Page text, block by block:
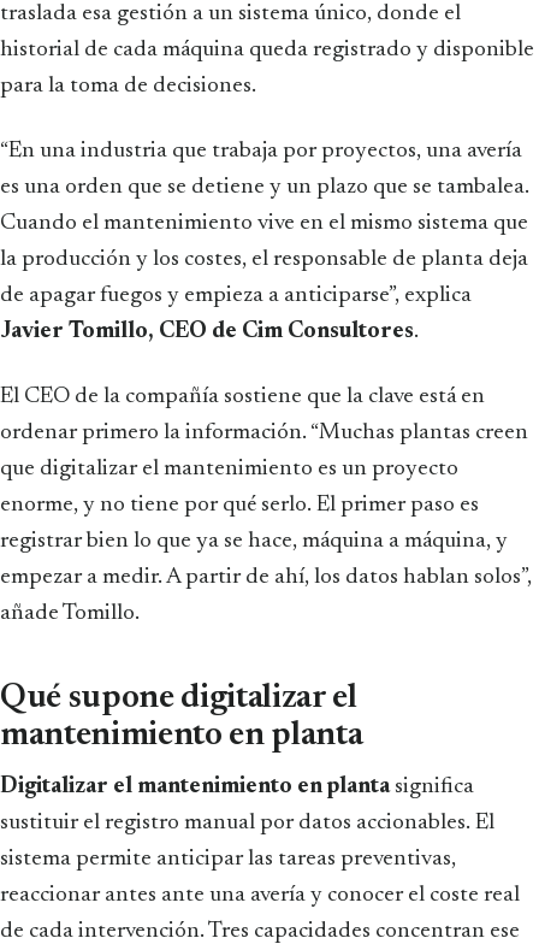
traslada esa gestión a un sistema único, donde el
historial de cada máquina queda registrado y disponible
para la toma de decisiones.
“En una industria que trabaja por proyectos, una avería
es una orden que se detiene y un plazo que se tambalea.
Cuando el mantenimiento vive en el mismo sistema que
la producción y los costes, el responsable de planta deja
de apagar fuegos y empieza a anticiparse”, explica
Javier Tomillo, CEO de Cim Consultores.
El CEO de la compañía sostiene que la clave está en
ordenar primero la información. “Muchas plantas creen
que digitalizar el mantenimiento es un proyecto
enorme, y no tiene por qué serlo. El primer paso es
registrar bien lo que ya se hace, máquina a máquina, y
empezar a medir. A partir de ahí, los datos hablan solos”,
añade Tomillo.
Qué supone digitalizar el
mantenimiento en planta
Digitalizar el mantenimiento en plantasignifica
sustituir el registro manual por datos accionables. El
sistema permite anticipar las tareas preventivas,
reaccionar antes ante una avería y conocer el coste real
de cada intervención. Tres capacidades concentran ese